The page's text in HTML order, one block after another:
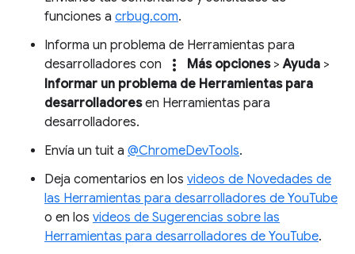
funciones a crbug.com.
Informa un problema de Herramientas para
desarrolladores con
more_vert Más opciones>Ayuda >
Informar un problema de Herramientas para
desarrolladoresen Herramientas para
desarrolladores.
Envía un tuit a @ChromeDevTools.
Deja comentarios en los videos de Novedades de
las Herramientas para desarrolladores de YouTube
o en los videos de Sugerencias sobre las
Herramientas para desarrolladores de YouTube.